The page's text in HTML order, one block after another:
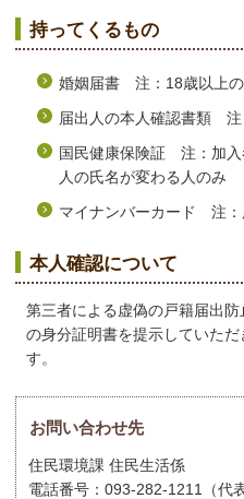
持ってくるもの
婚姻届書 注：18歳以上
届出人の本人確認書類 注
国民健康保険証 注：加入
人の氏名が変わる人のみ
マイナンバーカード 注：
本人確認について
第三者による虚偽の戸籍届出
の身分証明書を提示していた
す。
お問い合わせ先
住民環境課 住民生活係
電話番号：093-282-1211（代表